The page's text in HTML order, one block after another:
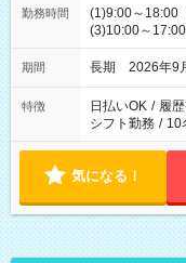
勤務時間
(1)9:00～18:00
(3)10:00～
期間 長期 2026年9
特徴 日払いOK / 履
シフト勤務 / 10
気になる！